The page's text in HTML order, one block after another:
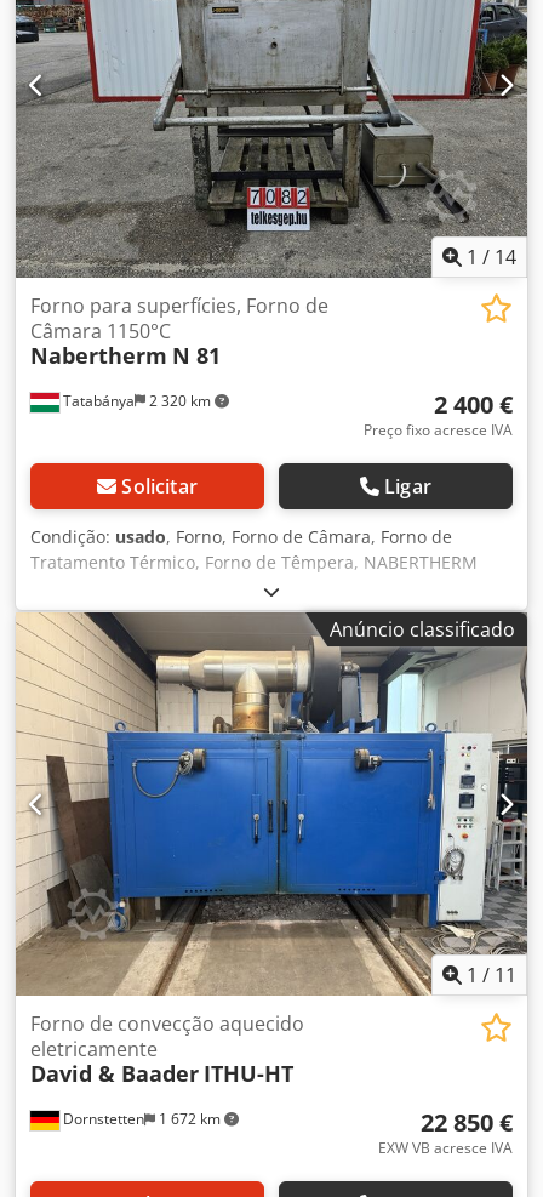
1 / 14
Tatabánya 2 320 km
Forno para superfícies, Forno de
Câmara 1150°C
Nabertherm N 81
2 400 €
Preço fixo acresce IVA
Solicitar Ligar
Condição: usado, Forno, Forno de Câmara, Forno de
Tratamento Térmico, Forno de Têmpera, NABERTHERM
Forno Industrial de Câmara Profissional – 1150°C, Máquina
Usada Fabricante Nabertherm (Fabricado na Alemanha
Ocidental) Modelo N81 Número de Série 72019 Ano de
Fabricação 1988 Número do Item 7082 Especificações
Técnicas Temperatura máxima: 1150°C Potência: 18 kW
Tensão de operação: 380 V, 3N~ (alimentação industrial
trifásica, 50 Hz) Consumo de corrente: 27 A Abertura da
porta do forno: 500 × 250 mm Dimensões Gerais Largura:
1200 mm Profundidade: 1800 mm Dcedpozc Ihajfx Aggsk
Altura: 1750 mm
Anúncio classificado
1 / 11
Dornstetten 1 672 km
Forno de convecção aquecido
eletricamente
David & Baader ITHU-HT
22 850 €
EXW VB acresce IVA